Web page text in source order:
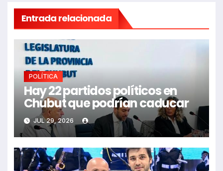
Entrada relacionada
POLÍTICA
Hay 22 partidos políticos en
Chubut que podrían caducar
JUL 29, 2026